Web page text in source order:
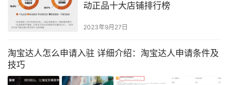
动正品十大店铺排行榜
2023年9月27日
淘宝达人怎么申请入驻 详细介绍：淘宝达人申请条件及
技巧